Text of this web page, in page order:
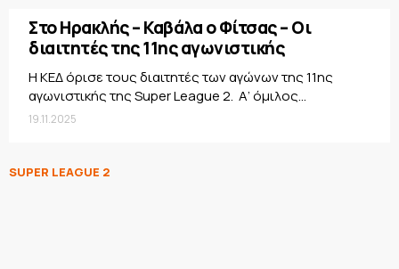
Στο Ηρακλής – Καβάλα ο Φίτσας – Οι
διαιτητές της 11ης αγωνιστικής
Η ΚΕΔ όρισε τους διαιτητές των αγώνων της 11ης
αγωνιστικής της Super League 2. Α’ όμιλος...
19.11.2025
SUPER LEAGUE 2